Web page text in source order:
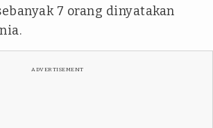
7 orang dinyatakan
ADVERTISEMENT